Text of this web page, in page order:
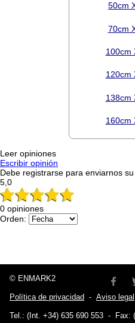
50cm
70cm
100cm
120cm
138cm
160cm
Leer opiniones
Escribir opinión
Debe registrarse para enviarnos
5,0
0 opiniones
Orden:
© ENMARK2
Política de privacidad - Aviso legal
Tel.: (Int. +34) 635 690 553 - Fax: